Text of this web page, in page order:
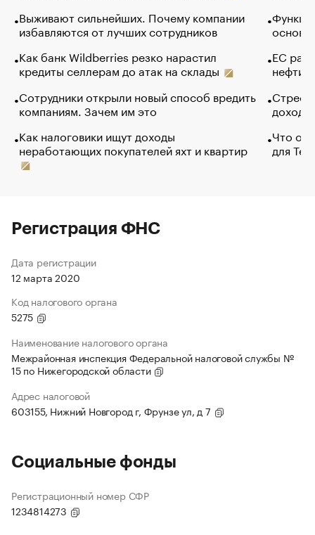
Выживают сильнейших. Почему компании
избавляются от лучших сотрудников
Как банк Wildberries резко нарастил
кредиты селлерам до атак на склады
Сотрудники открыли новый способ вредить
компаниям. Зачем им это
Как налоговики ищут доходы
неработающих покупателей яхт и квартир
основ
ЕС
нефти
Что
для
Регистрация ФНС
Дата регистрации
12 марта 2020
Код налогового органа
5275
Наименование налогового органа
Межрайонная инспекция Федеральной налоговой службы №
15 по Нижегородской области
Адрес налоговой
603155, Нижний Новгород г, Фрунзе ул, д 7
Социальные фонды
Регистрационный номер СФР
1234814273